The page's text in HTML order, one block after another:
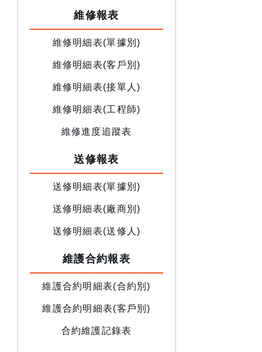
維修報表
維修明細表(單據別)
維修明細表(客戶別)
維修明細表(接單人)
維修明細表(工程師)
維修進度追蹤表
送修報表
送修明細表(單據別)
送修明細表(廠商別)
送修明細表(送修人)
維護合約報表
維護合約明細表(合約別)
維護合約明細表(客戶別)
合約維護記錄表